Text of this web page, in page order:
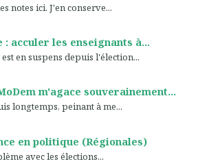
notes ici. J'en conserve...
: acculer les enseignants à...
en suspens depuis l'élection...
m'agace souverainement...
longtemps, peinant à me...
en politique (Régionales)
avec les élections...